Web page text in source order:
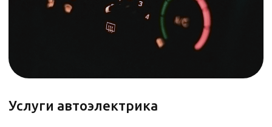
Почему выбирают автотехцентр
Стилберг-Авто
Современное оборудование и точная